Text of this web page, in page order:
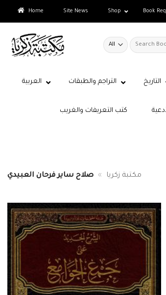
Home Site News Shop Book
Search
for:
التاريخ التراجم والطبقات العربية
كتب التعريفات والغريب
مكتبة زكريا » صلاح ساير فرحان العبيدي